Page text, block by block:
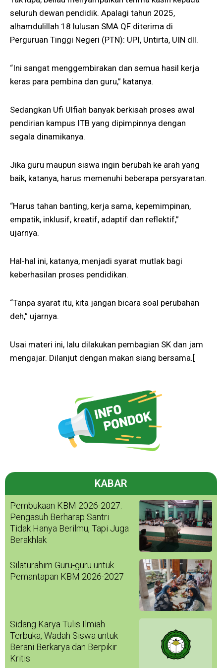
seluruh dewan pendidik. Apalagi tahun 2025,
alhamdulillah 18 lulusan SMA QF diterima di
Perguruan Tinggi Negeri (PTN): UPI, Untirta, UIN dll.
“Ini sangat menggembirakan dan semua hasil kerja
keras para pembina dan guru,” katanya.
Sedangkan Ufi Ulfiah banyak berkisah proses awal
pendirian kampus ITB yang dipimpinnya dengan
segala dinamikanya.
Jika guru maupun siswa ingin berubah ke arah yang
baik, katanya, harus memenuhi beberapa persyaratan.
“Harus tahan banting, kerja sama, kepemimpinan,
empatik, inklusif, kreatif, adaptif dan reflektif,”
ujarnya.
Hal-hal ini, katanya, menjadi syarat mutlak bagi
keberhasilan proses pendidikan.
“Tanpa syarat itu, kita jangan bicara soal perubahan
deh,” ujarnya.
Usai materi ini, lalu dilakukan pembagian SK dan jam
mengajar. Dilanjut dengan makan siang bersama.[
KABAR
Pembukaan KBM 2026-2027:
Pengasuh Berharap Santri
Tidak Hanya Berilmu, Tapi Juga
Berakhlak
Silaturahim Guru-guru untuk
Pemantapan KBM 2026-2027
Sidang Karya Tulis Ilmiah
Terbuka, Wadah Siswa untuk
Berani Berkarya dan Berpikir
Kritis